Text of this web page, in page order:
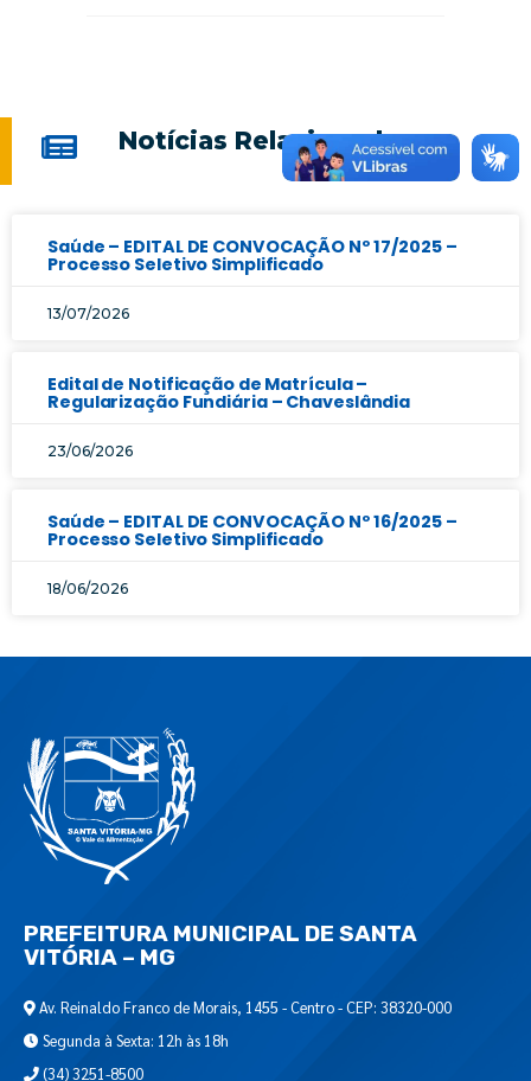
Notícias Relacionadas
Saúde – EDITAL DE CONVOCAÇÃO Nº 17/2025 –
Processo Seletivo Simplificado
13/07/2026
Edital de Notificação de Matrícula –
Regularização Fundiária – Chaveslândia
23/06/2026
Saúde – EDITAL DE CONVOCAÇÃO Nº 16/2025 –
Processo Seletivo Simplificado
18/06/2026
PREFEITURA MUNICIPAL DE SANTA
VITÓRIA – MG
Av. Reinaldo Franco de Morais, 1455 - Centro - CEP: 38320-000
Segunda à Sexta: 12h às 18h
(34) 3251-8500